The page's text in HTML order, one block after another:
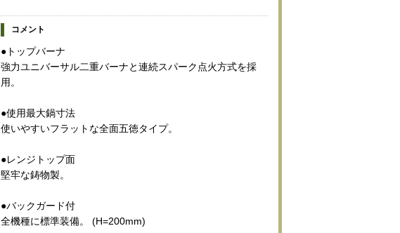
コメント
●トップバーナ
強力ユニバーサル二重バーナと連続スパーク点火方式を採
用。
●使用最大鍋寸法
使いやすいフラットな全面五徳タイプ。
●レンジトップ面
堅牢な鋳物製。
●バックガード付
全機種に標準装備。 (H=200mm)